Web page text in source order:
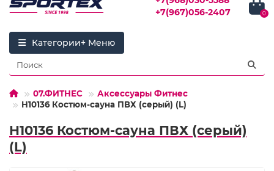
+7(967)056-2407
0
Категории
07.ФИТНЕС
Аксессуары Фитнес
H10136 Костюм-сауна ПВХ (серый) (L)
H10136 Костюм-сауна ПВХ (серый)
(L)